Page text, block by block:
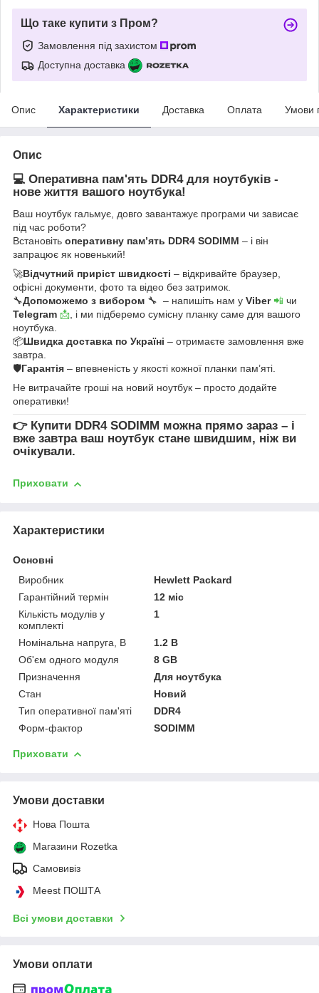
Що таке купити з Пром?
Замовлення під захистом
Доступна доставка
Опис Характеристики Доставка Оплата Умови
Опис
💻 Оперативна пам'ять DDR4 для ноутбуків -
нове життя вашого ноутбука!
Ваш ноутбук гальмує, довго завантажує програми чи зависає
під час роботи?
Встановіть оперативну пам’ять DDR4 SODIMM – і він
запрацює як новенький!
🚀Відчутний приріст швидкості – відкривайте браузер,
офісні документи, фото та відео без затримок.
🔧Допоможемо з вибором 🔧 – напишіть нам у Viber📲 чи
Telegram 📩 , і ми підберемо сумісну планку саме для вашого
ноутбука.
📦Швидка доставка по Україні – отримаєте замовлення вже
завтра.
🛡Гарантія – впевненість у якості кожної планки пам’яті.
Не витрачайте гроші на новий ноутбук – просто додайте
оперативки!
👉 Купити DDR4 SODIMM можна прямо зараз – і
вже завтра ваш ноутбук стане швидшим, ніж ви
очікували.
Приховати
Характеристики
Основні
Виробник
Hewlett Packard
Гарантійний термін
12 міс
Кількість модулів у
комплекті
1
Номінальна напруга, В
1.2 В
Об'єм одного модуля
8 GB
Призначення
Для ноутбука
Стан
Новий
Тип оперативної пам'яті
DDR4
Форм-фактор
SODIMM
Приховати
Умови доставки
Нова Пошта
Магазини Rozetka
Самовивіз
Meest ПОШТА
Всі умови доставки
Умови оплати